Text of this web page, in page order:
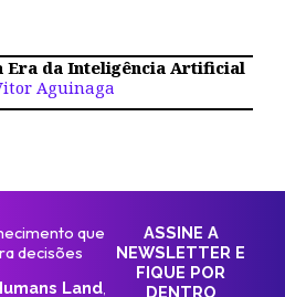
Era da Inteligência Artificial
Aguinaga
que
decisões
Land
ASSINE A
NEWSLETTER E
FIQUE POR
DENTRO